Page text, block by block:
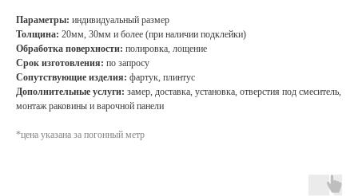
Параметры: индивидуальный размер
Толщина: 20мм, 30мм и более (при наличии подклейки)
Обработка поверхности: полировка, лощение
Срок изготовления: по запросу
Сопутствующие изделия: фартук, плинтус
Дополнительные услуги: замер, доставка, установка, отверстия под смеситель,
монтаж раковины и варочной панели
*цена указана за погонный метр